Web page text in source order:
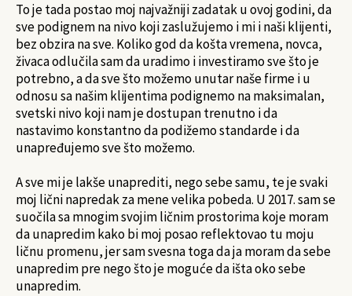
To je tada postao moj najvažniji zadatak u ovoj godini, da
sve podignem na nivo koji zaslužujemo i mi i naši klijenti,
bez obzira na sve. Koliko god da košta vremena, novca,
živaca odlučila sam da uradimo i investiramo sve što je
potrebno, a da sve što možemo unutar naše firme i u
odnosu sa našim klijentima podignemo na maksimalan,
svetski nivo koji nam je dostupan trenutno i da
nastavimo konstantno da podižemo standarde i da
unapređujemo sve što možemo.
A sve mi je lakše unaprediti, nego sebe samu, te je svaki
moj lični napredak za mene velika pobeda. U 2017. sam se
suočila sa mnogim svojim ličnim prostorima koje moram
da unapredim kako bi moj posao reflektovao tu moju
ličnu promenu, jer sam svesna toga da ja moram da sebe
unapredim pre nego što je moguće da išta oko sebe
unapredim.